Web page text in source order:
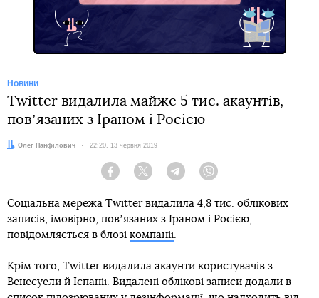
Новини
Twitter видалила майже 5 тис. акаунтів,
повʼязаних з Іраном і Росією
Автор:
Олег Панфілович Дата:
22:20, 13 червня 2019
Facebook Twitter Telegram
Соціальна мережа Twitter видалила 4,8 тис. облікових
записів, імовірно, повʼязаних з Іраном і Росією,
повідомляється в блозі компанії.
Крім того, Twitter видалила акаунти користувачів з
Венесуели й Іспанії. Видалені облікові записи додали в